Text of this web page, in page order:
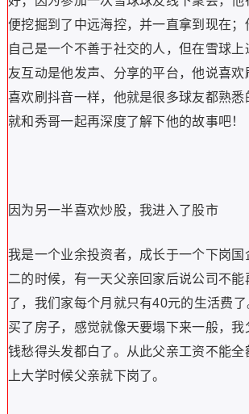
便挖掘到了中远海控，并一直拿到现在；
自己是一个不善于社交的人，但在雪球
友互动是他发声、分享的平台，他说喜欢
喜欢刷抖音一样，他就是很多球友都熟
就和秀哥一起再深度了解下他的故事吧！
因为另一半喜欢炒股，我进入了股市
我是一个业余投资者，成长于一个下岗国
二的时候，有一天父亲回家后说公司不能
了，我们家每个月就只有40元的生活费了
买了房子，感觉就像天要塌下来一般，我
钱愁得头发都白了。从此父亲工资不能全
上大学时候父亲就下岗了。